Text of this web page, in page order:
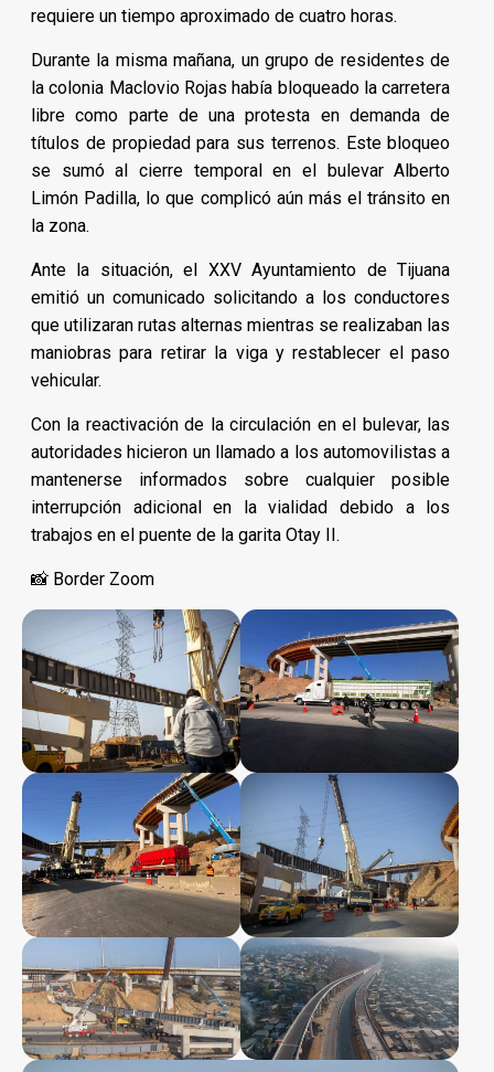
requiere un tiempo aproximado de cuatro horas.
Durante la misma mañana, un grupo de residentes de
la colonia Maclovio Rojas había bloqueado la carretera
libre como parte de una protesta en demanda de
títulos de propiedad para sus terrenos. Este bloqueo
se sumó al cierre temporal en el bulevar Alberto
Limón Padilla, lo que complicó aún más el tránsito en
la zona.
Ante la situación, el XXV Ayuntamiento de Tijuana
emitió un comunicado solicitando a los conductores
que utilizaran rutas alternas mientras se realizaban las
maniobras para retirar la viga y restablecer el paso
vehicular.
Con la reactivación de la circulación en el bulevar, las
autoridades hicieron un llamado a los automovilistas a
mantenerse informados sobre cualquier posible
interrupción adicional en la vialidad debido a los
trabajos en el puente de la garita Otay II.
📸 Border Zoom